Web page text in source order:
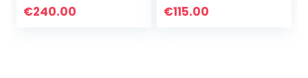
tandeborstel met
€240.00
intelligente
€115.00